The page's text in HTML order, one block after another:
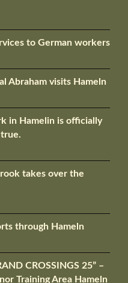
to German workers
visits Hameln
in Hamelin is officially
takes over the
through Hameln
CROSSINGS 25” –
Training Area Hameln